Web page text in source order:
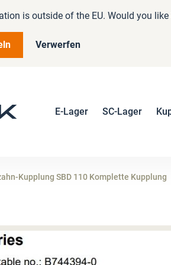
is outside of the EU. Would you
Verwerfen
E-Lager SC-Lager
Kupplung SBD 110 Komplette Kupplung